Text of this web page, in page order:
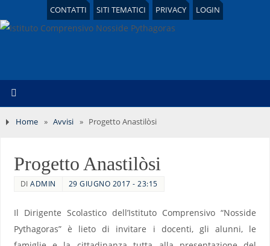
CONTATTI SITI TEMATICI PRIVACY LOGIN
Home » Avvisi » Progetto Anastilòsi
Progetto Anastilòsi
DIADMIN 29 GIUGNO 2017 - 23:15
Il Dirigente Scolastico dell’Istituto Comprensivo “Nosside
Pythagoras” è lieto di invitare i docenti, gli alunni, le